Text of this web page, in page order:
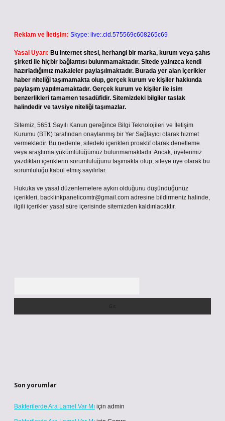
Reklam ve İletişim: Skype: live:.cid.575569c608265c69
Yasal Uyarı: Bu internet sitesi, herhangi bir marka, kurum veya şahıs
şirketi ile hiçbir bağlantısı bulunmamaktadır. Sitede yalnızca kendi
hazırladığımız makaleler paylaşılmaktadır. Burada yer alan içerikler
haber niteliği taşımamakta olup, gerçek kurum ve kişiler hakkında
paylaşım yapılmamaktadır. Gerçek kurum ve kişiler ile isim
benzerlikleri tamamen tesadüfidir. Sitemizdeki bilgiler taslak
halindedir ve tavsiye niteliği taşımazlar.
Sitemiz, 5651 Sayılı Kanun gereğince Bilgi Teknolojileri ve İletişim
Kurumu (BTK) tarafından onaylanmış bir Yer Sağlayıcı olarak hizmet
vermektedir. Bu nedenle, sitedeki içerikleri proaktif olarak denetleme
veya araştırma yükümlülüğümüz bulunmamaktadır. Ancak, üyelerimiz
yazdıkları içeriklerin sorumluluğunu taşımakta olup, siteye üye olarak bu
sorumluluğu kabul etmiş sayılırlar.
Hukuka ve yasal düzenlemelere aykırı olduğunu düşündüğünüz
içerikleri, backlinkpanelicomtr@gmail.com adresine bildirmeniz halinde,
ilgili içerikler yasal süre içerisinde sitemizden kaldırılacaktır.
Son yorumlar
Bakterilerde Ara Lamel Var Mı için admin